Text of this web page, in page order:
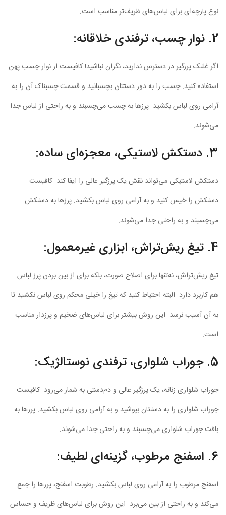
نوع پارچه‌ای برای لباس‌های ظریف‌تر مناسب است.
2. نوار چسب، ترفندی خلاقانه:
اگر غلتک پرزگیر در دسترس ندارید، نگران نباشید! کافیست از نوار چسب پهن
استفاده کنید. چسب را به دور دستتان بچسبانید و قسمت چسبناک آن را به
آرامی روی لباس بکشید. پرزها به چسب می‌چسبند و به راحتی از لباس جدا
می‌شوند.
3. دستکش لاستیکی، معجزه‌ای ساده:
دستکش لاستیکی می‌تواند نقش یک پرزگیر عالی را ایفا کند. کافیست
دستکش را خیس کنید و به آرامی روی لباس بکشید. پرزها به دستکش
می‌چسبند و به راحتی جدا می‌شوند.
4. تیغ ریش‌تراش، ابزاری غیرمعمول:
تیغ ریش‌تراش، نه‌تنها برای اصلاح صورت، بلکه برای از بین بردن پرز لباس
هم کاربرد دارد. البته احتیاط کنید که تیغ را خیلی محکم روی لباس نکشید تا
به آن آسیب نرسد. این روش بیشتر برای لباس‌های ضخیم و پرزدار مناسب
است.
5. جوراب شلواری، ترفندی نوستالژیک:
جوراب شلواری زنانه، یک پرزگیر عالی و دم‌دستی به شمار می‌رود. کافیست
جوراب شلواری را به دستتان بپوشید و به آرامی روی لباس بکشید. پرزها به
بافت جوراب شلواری می‌چسبند و به راحتی جدا می‌شوند.
6. اسفنج مرطوب، گزینه‌ای لطیف:
اسفنج مرطوب را به آرامی روی لباس بکشید. رطوبت اسفنج، پرزها را جمع
می‌کند و به راحتی از بین می‌برد. این روش برای لباس‌های ظریف و حساس